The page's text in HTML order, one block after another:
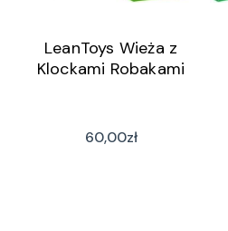
LeanToys Wieża z
Klockami Robakami
60,00zł